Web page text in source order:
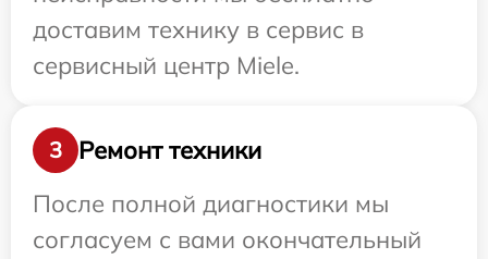
доставим технику в сервис в
сервисный центр Miele.
3
Ремонт техники
После полной диагностики мы
согласуем с вами окончательный